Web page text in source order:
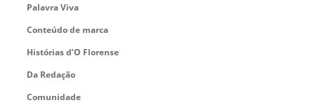
Palavra Viva
Conteúdo de marca
Histórias d’O Florense
Da Redação
Comunidade